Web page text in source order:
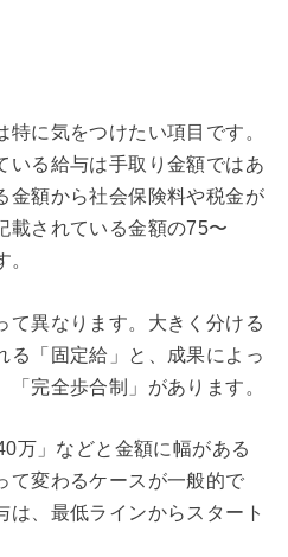
に気をつけたい項目です。
いる給与は手取り金額ではあ
金額から社会保険料や税金が
載されている金額の75〜
て異なります。大きく分ける
る「固定給」と、成果によっ
完全歩合制」があります。
万」などと金額に幅がある
て変わるケースが一般的で
は、最低ラインからスタート